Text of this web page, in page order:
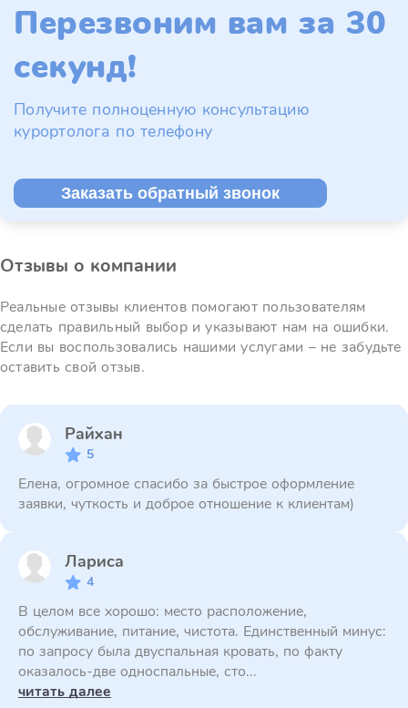
Перезвоним вам за 30
секунд!
Получите полноценную консультацию
курортолога по телефону
Заказать обратный звонок
Отзывы о компании
Реальные отзывы клиентов помогают пользователям
сделать правильный выбор и указывают нам на ошибки.
Если вы воспользовались нашими услугами – не забудьте
оставить свой отзыв.
Райхан
5
Елена, огромное спасибо за быстрое оформление
заявки, чуткость и доброе отношение к клиентам)
Лариса
4
В целом все хорошо: место расположение,
обслуживание, питание, чистота. Единственный минус:
по запросу была двуспальная кровать, по факту
оказалось-две односпальные, сто...
читать далее